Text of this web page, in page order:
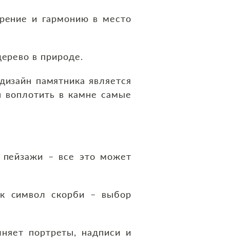
и гармонию в место
в природе.
памятника является
воплотить в камне самые
пейзажи – все это может
символ скорби – выбор
портреты, надписи и